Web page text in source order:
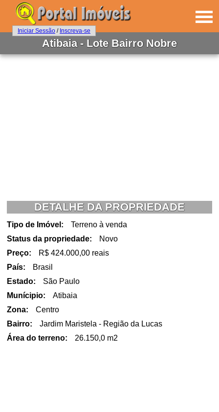
Iniciar Sessão / Inscreva-se
Atibaia - Lote Bairro Nobre
DETALHE DA PROPRIEDADE
Tipo de Imóvel:
Terreno à venda
Status da propriedade:
Novo
Preço:
R$ 424.000,00 reais
País:
Brasil
Estado:
São Paulo
Munícipio:
Atibaia
Zona:
Centro
Bairro:
Jardim Maristela - Região da Lucas
Área do terreno:
26.150,0 m2